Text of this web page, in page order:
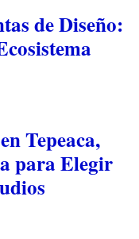
de Diseño:
Tepeaca,
para Elegir